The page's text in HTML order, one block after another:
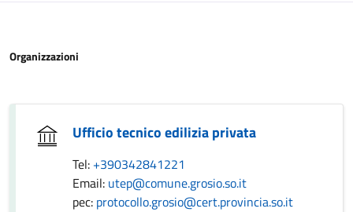
Organizzazioni
Ufficio tecnico edilizia privata
Tel: +390342841221
Email: utep@comune.grosio.so.it
pec: protocollo.grosio@cert.provincia.so.it